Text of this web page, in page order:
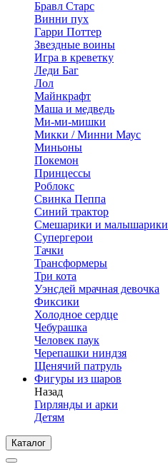
Бравл Старс
Винни пух
Гарри Поттер
Звездные воины
Игра в креветку
Леди Баг
Лол
Майнкрафт
Маша и медведь
Ми-ми-мишки
Микки / Минни Маус
Миньоны
Покемон
Принцессы
Роблокс
Свинка Пеппа
Синий трактор
Смешарики и малышарики
Супергерои
Тачки
Трансформеры
Три кота
Уэнсдей мрачная девочка
Фиксики
Холодное сердце
Чебурашка
Человек паук
Черепашки ниндзя
Щенячий патруль
Фигуры из шаров
Назад
Гирлянды и арки
Детям
Каталог